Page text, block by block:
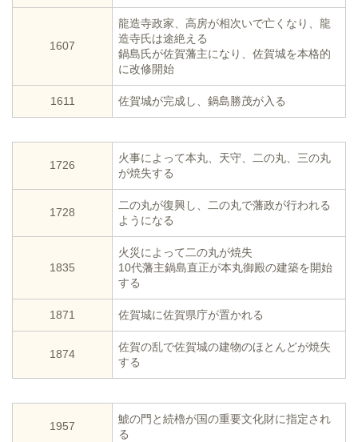
1607
龍造寺政家、高房が相次いで亡くなり、龍
造寺氏は途絶える
鍋島氏が佐賀藩主になり、佐賀城を本格的
に改修開始
1611 佐賀城が完成し、鍋島勝茂が入る
1726
火事によって本丸、天守、二の丸、三の丸
が焼失する
1728
二の丸が復興し、二の丸で藩政が行われる
ようになる
1835
火災によって二の丸が焼失
10代藩主鍋島直正が本丸御殿の建築を開始
する
1871 佐賀城に佐賀県庁が置かれる
1874
佐賀の乱で佐賀城の建物のほとんどが焼失
する
1957
鯱の門と続櫓が国の重要文化財に指定され
る